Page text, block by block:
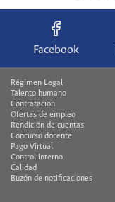
Facebook
Régimen Legal
Talento humano
Contratación
Ofertas de empleo
Rendición de cuentas
Concurso docente
Pago Virtual
Control interno
Calidad
Buzón de notificaciones